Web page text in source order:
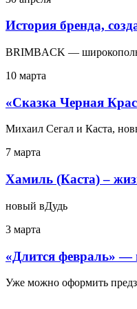
История бренда,
BRIMBACK —
10 марта
«Сказка Черная
Михаил Сегал и Каста,
7 марта
Хамиль (Каста) –
новый вДудь
3 марта
«Длится февраль» —
Уже можно оформить